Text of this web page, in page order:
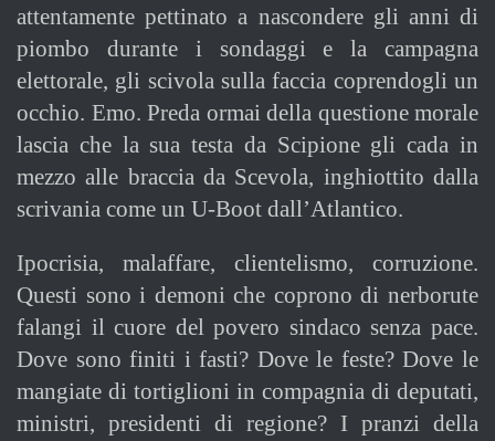
attentamente pettinato a nascondere gli anni di
piombo durante i sondaggi e la campagna
elettorale, gli scivola sulla faccia coprendogli un
occhio. Emo. Preda ormai della questione morale
lascia che la sua testa da Scipione gli cada in
mezzo alle braccia da Scevola, inghiottito dalla
scrivania come un U-Boot dall’Atlantico.
Ipocrisia, malaffare, clientelismo, corruzione.
Questi sono i demoni che coprono di nerborute
falangi il cuore del povero sindaco senza pace.
Dove sono finiti i fasti? Dove le feste? Dove le
mangiate di tortiglioni in compagnia di deputati,
ministri, presidenti di regione? I pranzi della